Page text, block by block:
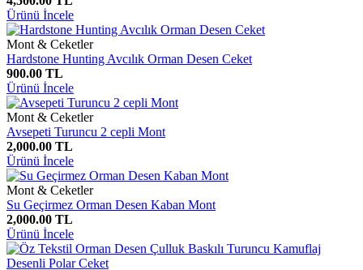
Ürünü İncele
Mont & Ceketler
Hardstone Hunting Avcılık Orman Desen Ceket
900.00 TL
Ürünü İncele
Mont & Ceketler
Avsepeti Turuncu 2 cepli Mont
2,000.00 TL
Ürünü İncele
Mont & Ceketler
Su Geçirmez Orman Desen Kaban Mont
2,000.00 TL
Ürünü İncele